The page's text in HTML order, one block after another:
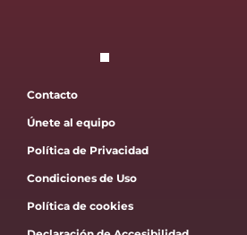
Contacto
Únete al equipo
Política de Privacidad
Condiciones de Uso
Política de cookies